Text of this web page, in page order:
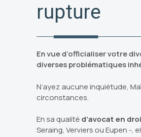
rupture
En vue d’officialiser votre
diverses problématiques
N’ayez aucune inquiétude,
circonstances.
En sa qualité d’avocat en
Seraing, Verviers ou Eupen -,